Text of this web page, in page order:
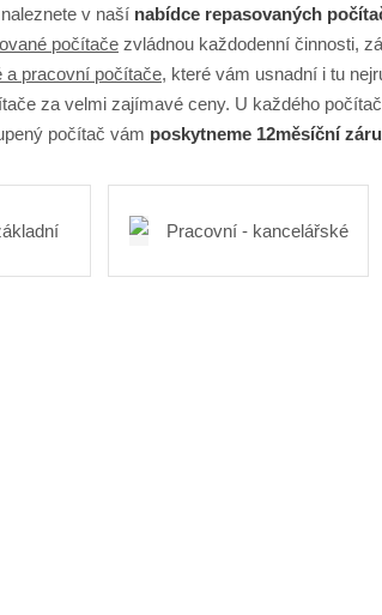
v naší nabídce repasovaných
počítače zvládnou každodenní činnosti,
a pracovní počítače, které vám usnadní i tu
za velmi zajímavé ceny. U každého
počítač vám poskytneme 12měsíční
Pracovní - kancelářské